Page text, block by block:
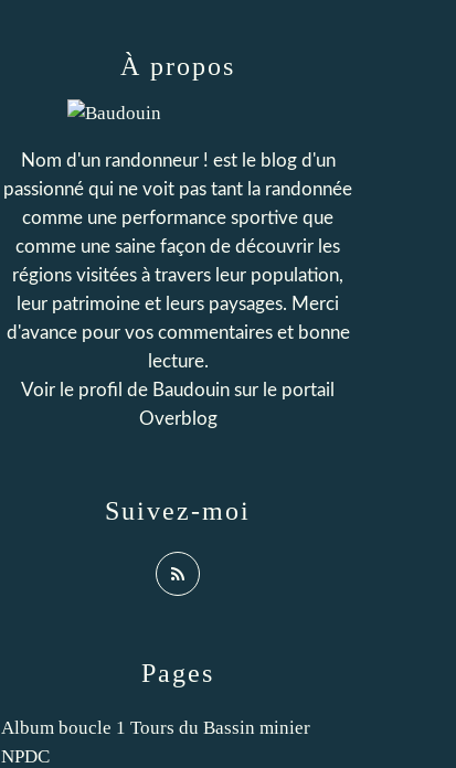
Pages
Album boucle 1 Tours du Bassin minier
NPDC
Suivez-moi
À propos
Nom d'un randonneur ! est le blog d'un
passionné qui ne voit pas tant la randonnée
comme une performance sportive que
comme une saine façon de découvrir les
régions visitées à travers leur population,
leur patrimoine et leurs paysages. Merci
d'avance pour vos commentaires et bonne
lecture.
Voir le profil de Baudouin sur le portail
Overblog